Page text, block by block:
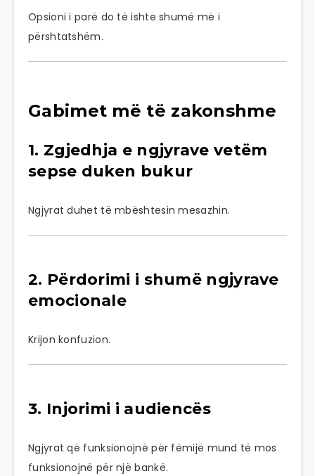
Opsioni i parë do të ishte shumë më i
përshtatshëm.
Gabimet më të zakonshme
1. Zgjedhja e ngjyrave vetëm
sepse duken bukur
Ngjyrat duhet të mbështesin mesazhin.
2. Përdorimi i shumë ngjyrave
emocionale
Krijon konfuzion.
3. Injorimi i audiencës
Ngjyrat që funksionojnë për fëmijë mund të mos
funksionojnë për një bankë.